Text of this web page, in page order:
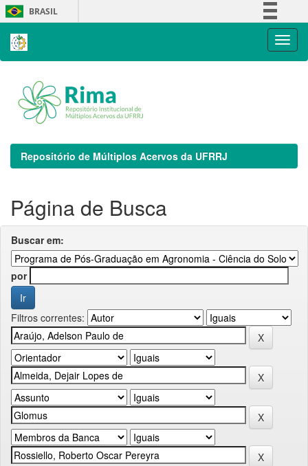
Skip
navigation
BRASIL
Repositório de Múltiplos Acervos da UFRRJ
Página de Busca
Buscar em:
por
Filtros correntes: